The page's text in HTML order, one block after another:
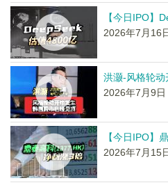
【今日IPO】
2026年7月16
洪灏-风格轮
2026年7月9
【今日IPO】
2026年7月15